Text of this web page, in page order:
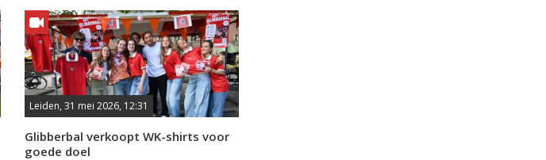
Leiden, 31 mei 2026, 12:31
Glibberbal verkoopt WK-shirts voor
goede doel